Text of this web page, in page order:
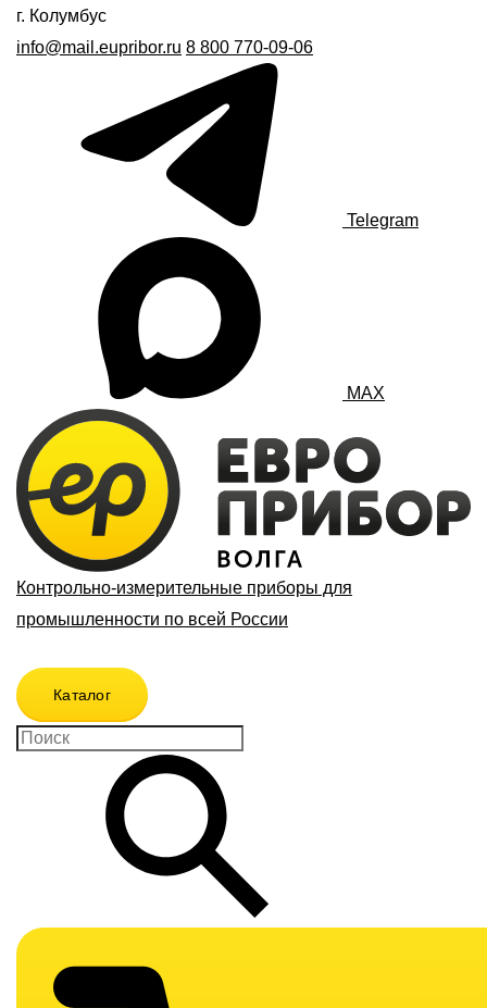
г. Колумбус
info@mail.eupribor.ru 8 800 770-09-06
Telegram
MAX
Контрольно-измерительные приборы для
промышленности по всей России
Каталог